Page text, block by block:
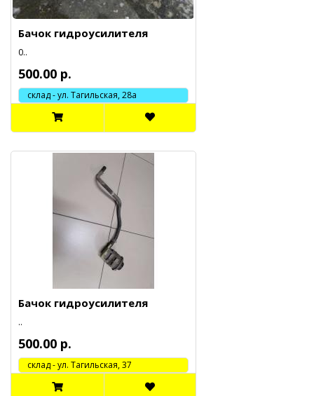
Бачок гидроусилителя
0..
500.00 р.
склад - ул. Тагильская, 28а
Бачок гидроусилителя
..
500.00 р.
cклад - ул. Тагильская, 37